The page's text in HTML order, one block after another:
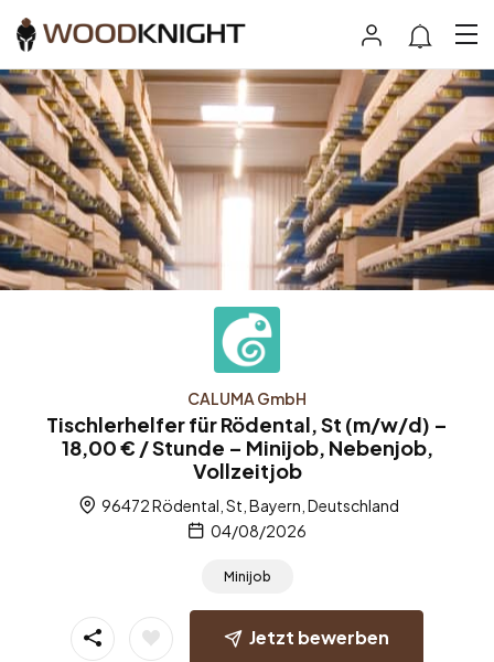
CALUMA GmbH
Tischlerhelfer für Rödental, St (m/w/d) –
18,00 € / Stunde – Minijob, Nebenjob,
Vollzeitjob
96472 Rödental, St, Bayern, Deutschland
04/08/2026
Minijob
Jetzt bewerben